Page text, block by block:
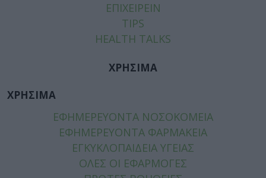
ΕΠΙΧΕΙΡΕΙΝ
TIPS
HEALTH TALKS
ΧΡΗΣΙΜΑ
ΧΡΗΣΙΜΑ
ΕΦΗΜΕΡΕΥΟΝΤΑ ΝΟΣΟΚΟΜΕΙΑ
ΕΦΗΜΕΡΕΥΟΝΤΑ ΦΑΡΜΑΚΕΙΑ
ΕΓΚΥΚΛΟΠΑΙΔΕΙΑ ΥΓΕΙΑΣ
ΟΛΕΣ ΟΙ ΕΦΑΡΜΟΓΕΣ